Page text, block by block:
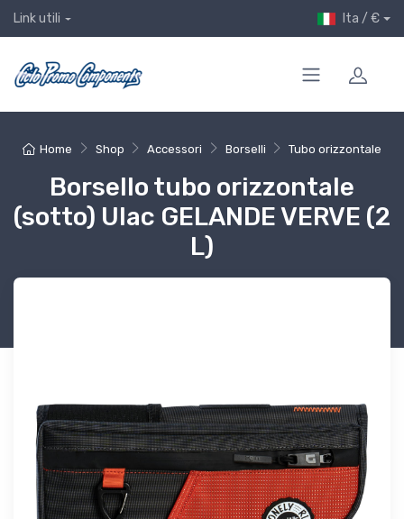
Link utili Ita / €
Home Shop Accessori Borselli Tubo orizzontale
Borsello tubo orizzontale
(sotto) Ulac GELANDE VERVE (2
L)